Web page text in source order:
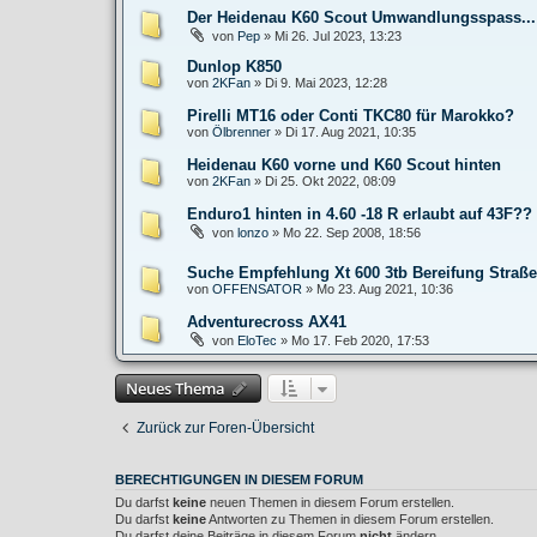
Der Heidenau K60 Scout Umwandlungsspass...
von Pep » Mi 26. Jul 2023, 13:23
Dunlop K850
von 2KFan » Di 9. Mai 2023, 12:28
Pirelli MT16 oder Conti TKC80 für Marokko?
von Ölbrenner » Di 17. Aug 2021, 10:35
Heidenau K60 vorne und K60 Scout hinten
von 2KFan » Di 25. Okt 2022, 08:09
Enduro1 hinten in 4.60 -18 R erlaubt auf 43F??
von lonzo » Mo 22. Sep 2008, 18:56
Suche Empfehlung Xt 600 3tb Bereifung Straße
von OFFENSATOR » Mo 23. Aug 2021, 10:36
Adventurecross AX41
von EloTec » Mo 17. Feb 2020, 17:53
Neues Thema
Zurück zur Foren-Übersicht
BERECHTIGUNGEN IN DIESEM FORUM
Du darfst keine neuen Themen in diesem Forum erstellen.
Du darfst keineAntworten zu Themen in diesem Forum erstellen.